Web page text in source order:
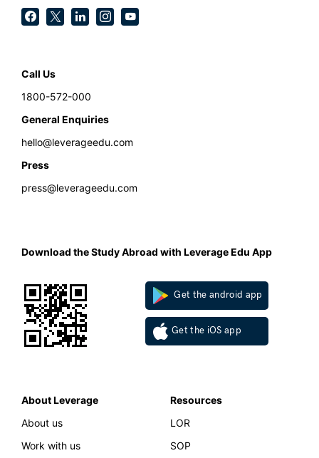
Call Us
1800-572-000
General Enquiries
hello@leverageedu.com
Press
press@leverageedu.com
Download the Study Abroad with Leverage Edu App
Get the android app
Get the iOS app
About Leverage
About us
Work with us
Resources
LOR
SOP